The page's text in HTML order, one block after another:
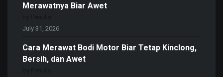
Merawatnya Biar Awet
July 31, 2026
Cara Merawat Bodi Motor Biar Tetap Kinclong,
Bersih, dan Awet